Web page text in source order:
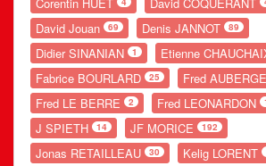
David Jouan 69 Denis JANNOT 89
Didier SINANIAN 1 Etienne
Fabrice BOURLARD 25 Fred
Fred LE BERRE 2 Fred LEONARDON
J SPIETH 14 JF MORICE 192
Jonas RETAILLEAU 30 Kelig LORENT